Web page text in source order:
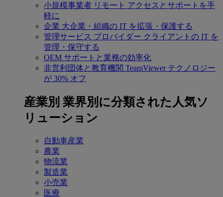
小規模事業者 リモート アクセスとサポートを手
軽に
企業 大企業・組織の IT を拡張・保護する
管理サービス プロバイダー クライアントの IT を
管理・保守する
OEM サポートと業務の効率化
非営利団体と教育機関 TeamViewer テクノロジー
が 30% オフ
産業別 業界別に分類された人気ソ
リューション
自動車産業
農業
物流業
製造業
小売業
医療